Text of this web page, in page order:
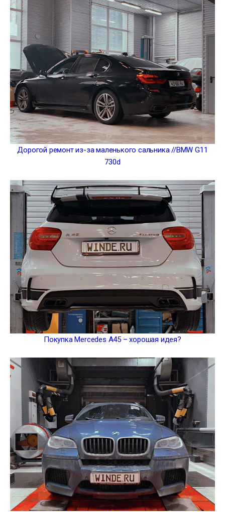
Дорогой ремонт из-за маленького сальника //BMW G11
730d
Покупка Mercedes A45 – хорошая идея?